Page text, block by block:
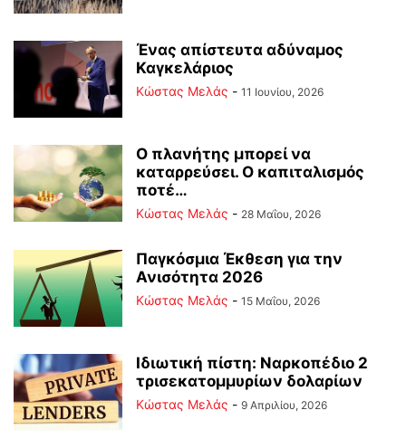
Ένας απίστευτα αδύναμος
Καγκελάριος
Κώστας Μελάς - 11 Ιουνίου, 2026
Ο πλανήτης μπορεί να
καταρρεύσει. Ο καπιταλισμός
ποτέ…
Κώστας Μελάς - 28 Μαΐου, 2026
Παγκόσμια Έκθεση για την
Ανισότητα 2026
Κώστας Μελάς - 15 Μαΐου, 2026
Ιδιωτική πίστη: Ναρκοπέδιο 2
τρισεκατομμυρίων δολαρίων
Κώστας Μελάς - 9 Απριλίου, 2026